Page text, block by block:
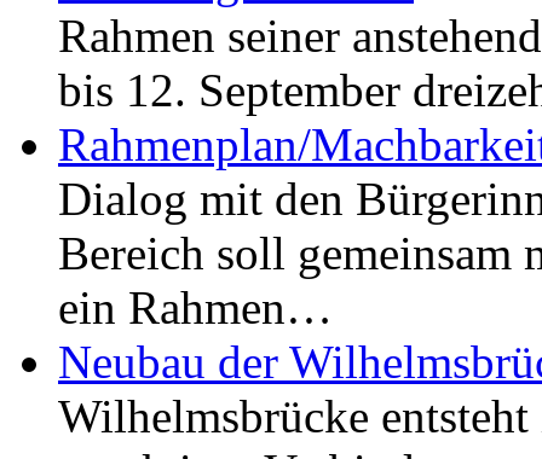
Rahmen seiner
bis 12. September
Rahmenplan/
Dialog mit den
Bereich soll gemeinsam
ein Rahmen…
Neubau der
Wilhelmsbrücke